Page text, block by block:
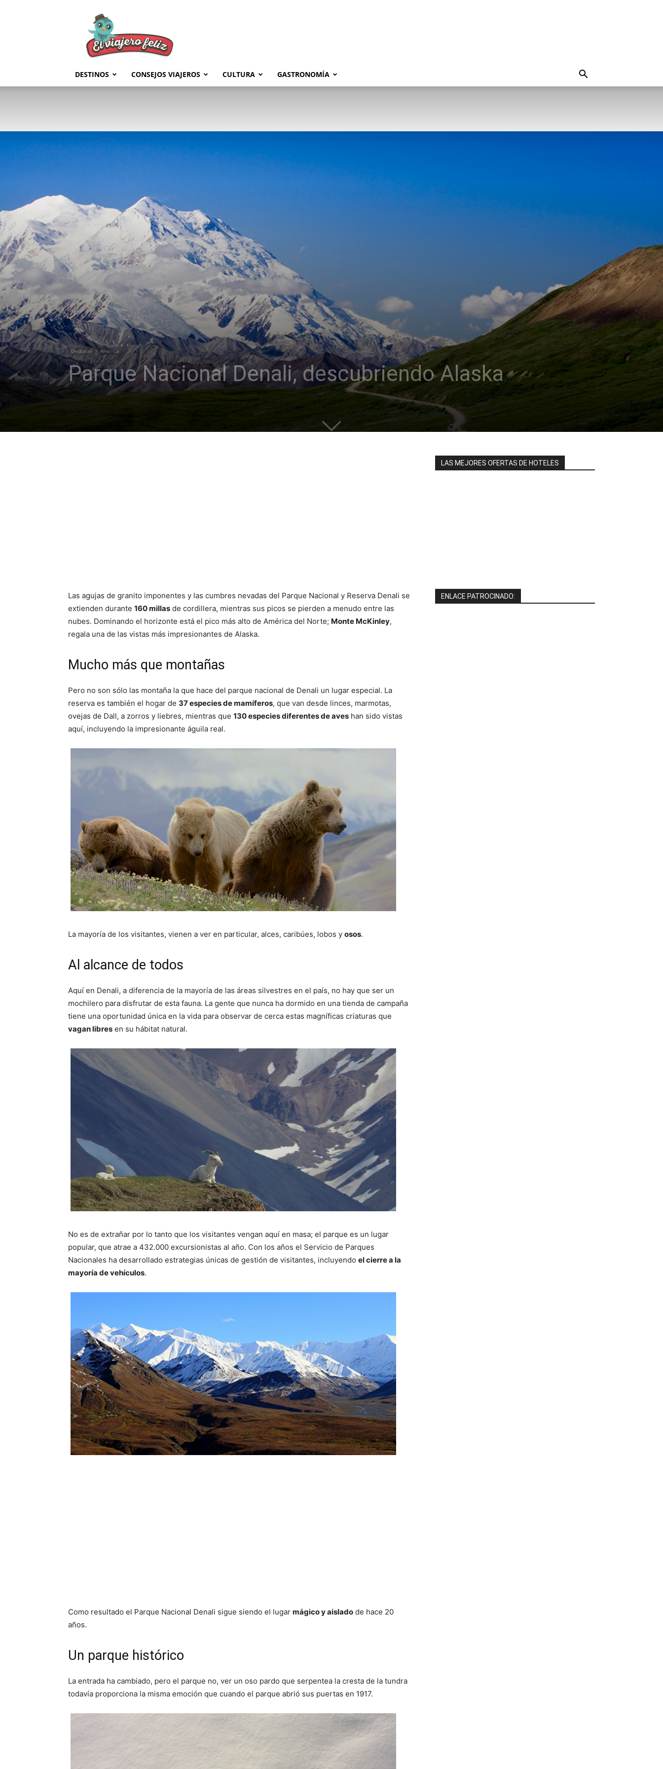
Feliz
DESTINOS CONSEJOS VIAJEROS CULTURA GASTRONOMÍA
Destinos América
Parque Nacional Denali, descubriendo Alaska
Las agujas de granito imponentes y las cumbres nevadas del Parque Nacional y Reserva Denali se
extienden durante 160 millas de cordillera, mientras sus picos se pierden a menudo entre las
nubes. Dominando el horizonte está el pico más alto de América del Norte; Monte McKinley,
regala una de las vistas más impresionantes de Alaska.
Mucho más que montañas
Pero no son sólo las montaña la que hace del parque nacional de Denali un lugar especial. La
reserva es también el hogar de 37 especies de mamíferos, que van desde linces, marmotas,
ovejas de Dall, a zorros y liebres, mientras que 130 especies diferentes de aves han sido vistas
aquí, incluyendo la impresionante águila real.
La mayoría de los visitantes, vienen a ver en particular, alces, caribúes, lobos y osos.
Al alcance de todos
Aquí en Denali, a diferencia de la mayoría de las áreas silvestres en el país, no hay que ser un
mochilero para disfrutar de esta fauna. La gente que nunca ha dormido en una tienda de campaña
tiene una oportunidad única en la vida para observar de cerca estas magníficas criaturas que
vagan libres en su hábitat natural.
No es de extrañar por lo tanto que los visitantes vengan aquí en masa; el parque es un lugar
popular, que atrae a 432.000 excursionistas al año. Con los años el Servicio de Parques
Nacionales ha desarrollado estrategias únicas de gestión de visitantes, incluyendo el cierre a la
mayoría de vehículos.
Como resultado el Parque Nacional Denali sigue siendo el lugar mágico y aislado de hace 20
años.
Un parque histórico
La entrada ha cambiado, pero el parque no, ver un oso pardo que serpentea la cresta de la tundra
todavía proporciona la misma emoción que cuando el parque abrió sus puertas en 1917.
LAS MEJORES OFERTAS DE HOTELES
ENLACE PATROCINADO: